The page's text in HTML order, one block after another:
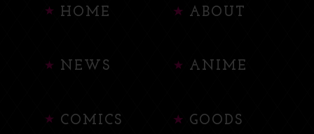
HOME ABOUT
NEWS ANIME
COMICS GOODS